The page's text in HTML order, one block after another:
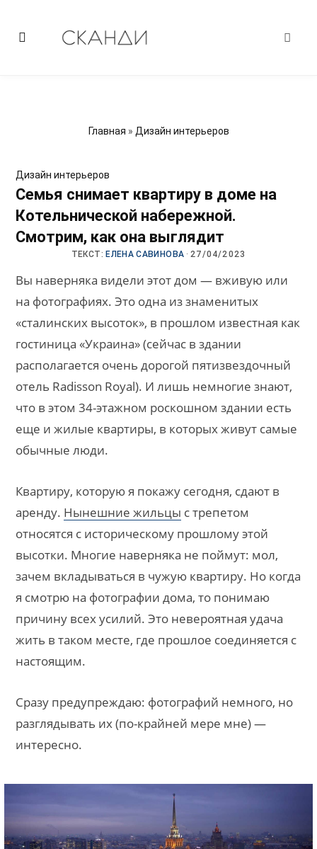
Главная » Дизайн интерьеров
Дизайн интерьеров
Семья снимает квартиру в доме на
Котельнической набережной.
Смотрим, как она выглядит
ТЕКСТ: ЕЛЕНА САВИНОВА ·27/04/2023
Вы наверняка видели этот дом — вживую или
на фотографиях. Это одна из знаменитых
«сталинских высоток», в прошлом известная как
гостиница «Украина» (сейчас в здании
располагается очень дорогой пятизвездочный
отель Radisson Royal). И лишь немногие знают,
что в этом 34-этажном роскошном здании есть
еще и жилые квартиры, в которых живут самые
обычные люди.
Квартиру, которую я покажу сегодня, сдают в
аренду. Нынешние жильцы с трепетом
относятся с историческому прошлому этой
высотки. Многие наверняка не поймут: мол,
зачем вкладываться в чужую квартиру. Но когда
я смотрю на фотографии дома, то понимаю
причину всех усилий. Это невероятная удача
жить в таком месте, где прошлое соединяется с
настоящим.
Сразу предупреждаю: фотографий немного, но
разглядывать их (по-крайней мере мне) —
интересно.